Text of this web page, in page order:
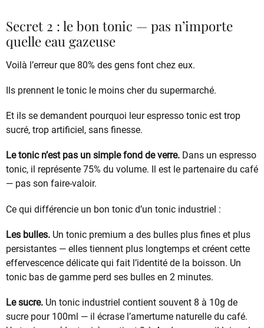
Secret 2 : le bon tonic — pas n’importe
quelle eau gazeuse
Voilà l’erreur que 80% des gens font chez eux.
Ils prennent le tonic le moins cher du supermarché.
Et ils se demandent pourquoi leur espresso tonic est trop
sucré, trop artificiel, sans finesse.
Le tonic n’est pas un simple fond de verre. Dans un espresso
tonic, il représente 75% du volume. Il est le partenaire du café
— pas son faire-valoir.
Ce qui différencie un bon tonic d’un tonic industriel :
Les bulles. Un tonic premium a des bulles plus fines et plus
persistantes — elles tiennent plus longtemps et créent cette
effervescence délicate qui fait l’identité de la boisson. Un
tonic bas de gamme perd ses bulles en 2 minutes.
Le sucre. Un tonic industriel contient souvent 8 à 10g de
sucre pour 100ml — il écrase l’amertume naturelle du café.